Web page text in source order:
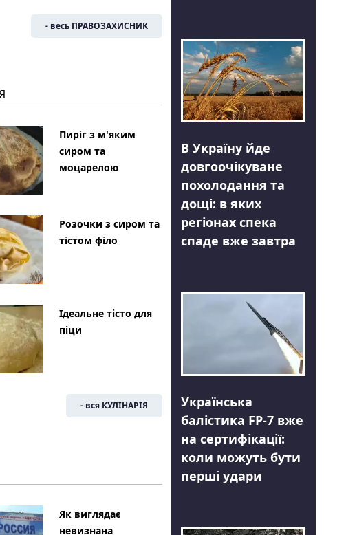
- весь ПРАВОЗАХИСНИК
Пиріг з м'яким
сиром та
моцарелою
Розочки з сиром та
тістом філо
Ідеальне тісто для
піци
- вся КУЛІНАРІЯ
Як виглядає
невизнана
В Україну йде
довгоочікуване
похолодання та
дощі: в яких
регіонах спека
спаде вже завтра
Українська
балістика FP-7 вже
на сертифікації:
коли можуть бути
перші удари